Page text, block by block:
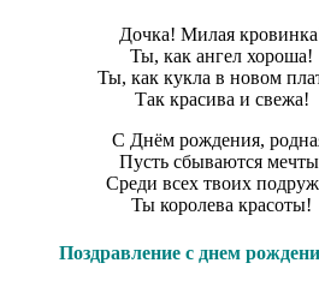
Дочка! Милая
Ты, как ангел хороша!
Ты, как кукла в новом
Так красива и свежа!
С Днём рождения,
Пусть сбываются
Среди всех твоих
Ты королева красоты!
Поздравление с днем